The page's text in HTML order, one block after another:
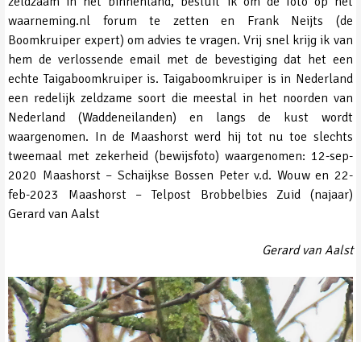
waarneming.nl forum te zetten en Frank Neijts (de
Boomkruiper expert) om advies te vragen. Vrij snel krijg ik van
hem de verlossende email met de bevestiging dat het een
echte Taigaboomkruiper is. Taigaboomkruiper is in Nederland
een redelijk zeldzame soort die meestal in het noorden van
Nederland (Waddeneilanden) en langs de kust wordt
waargenomen. In de Maashorst werd hij tot nu toe slechts
tweemaal met zekerheid (bewijsfoto) waargenomen: 12-sep-
2020 Maashorst – Schaijkse Bossen Peter v.d. Wouw en 22-
feb-2023 Maashorst – Telpost Brobbelbies Zuid (najaar)
Gerard van Aalst
Gerard van Aalst